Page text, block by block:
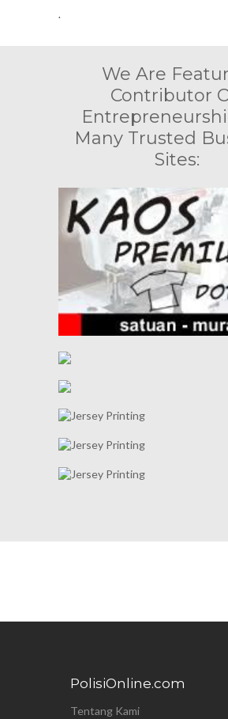
.
We Are
Contributor
Many Trusted
Sites:
PolisiOnline.com
Tentang Kami